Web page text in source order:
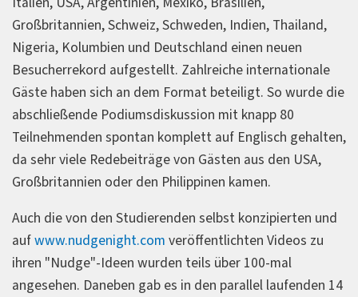
Großbritannien, Schweiz, Schweden, Indien, Thailand,
Nigeria, Kolumbien und Deutschland einen neuen
Besucherrekord aufgestellt. Zahlreiche internationale
Gäste haben sich an dem Format beteiligt. So wurde die
abschließende Podiumsdiskussion mit knapp 80
Teilnehmenden spontan komplett auf Englisch gehalten,
da sehr viele Redebeiträge von Gästen aus den USA,
Großbritannien oder den Philippinen kamen.
Auch die von den Studierenden selbst konzipierten und
aufwww.nudgenight.com veröffentlichten Videos zu
ihren "Nudge"-Ideen wurden teils über 100-mal
angesehen. Daneben gab es in den parallel laufenden 14